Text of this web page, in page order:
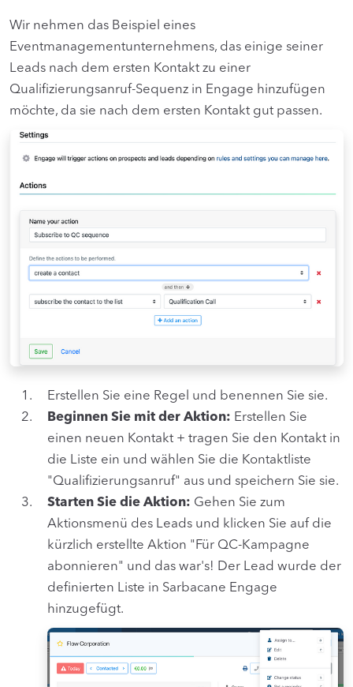
Wir nehmen das Beispiel eines
Eventmanagementunternehmens, das einige seiner
Leads nach dem ersten Kontakt zu einer
Qualifizierungsanruf-Sequenz in Engage hinzufügen
möchte, da sie nach dem ersten Kontakt gut passen.
Erstellen Sie eine Regel und benennen Sie sie.
Beginnen Sie mit der Aktion: Erstellen Sie
einen neuen Kontakt + tragen Sie den Kontakt in
die Liste ein und wählen Sie die Kontaktliste
"Qualifizierungsanruf" aus und speichern Sie sie.
Starten Sie die Aktion: Gehen Sie zum
Aktionsmenü des Leads und klicken Sie auf die
kürzlich erstellte Aktion "Für QC-Kampagne
abonnieren" und das war's! Der Lead wurde der
definierten Liste in Sarbacane Engage
hinzugefügt.